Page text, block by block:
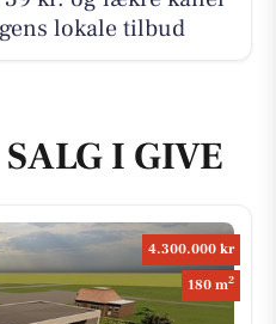
lokale tilbud
I GIVE
4.300.000 kr
180 m2